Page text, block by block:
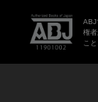
ABJ
権
こ